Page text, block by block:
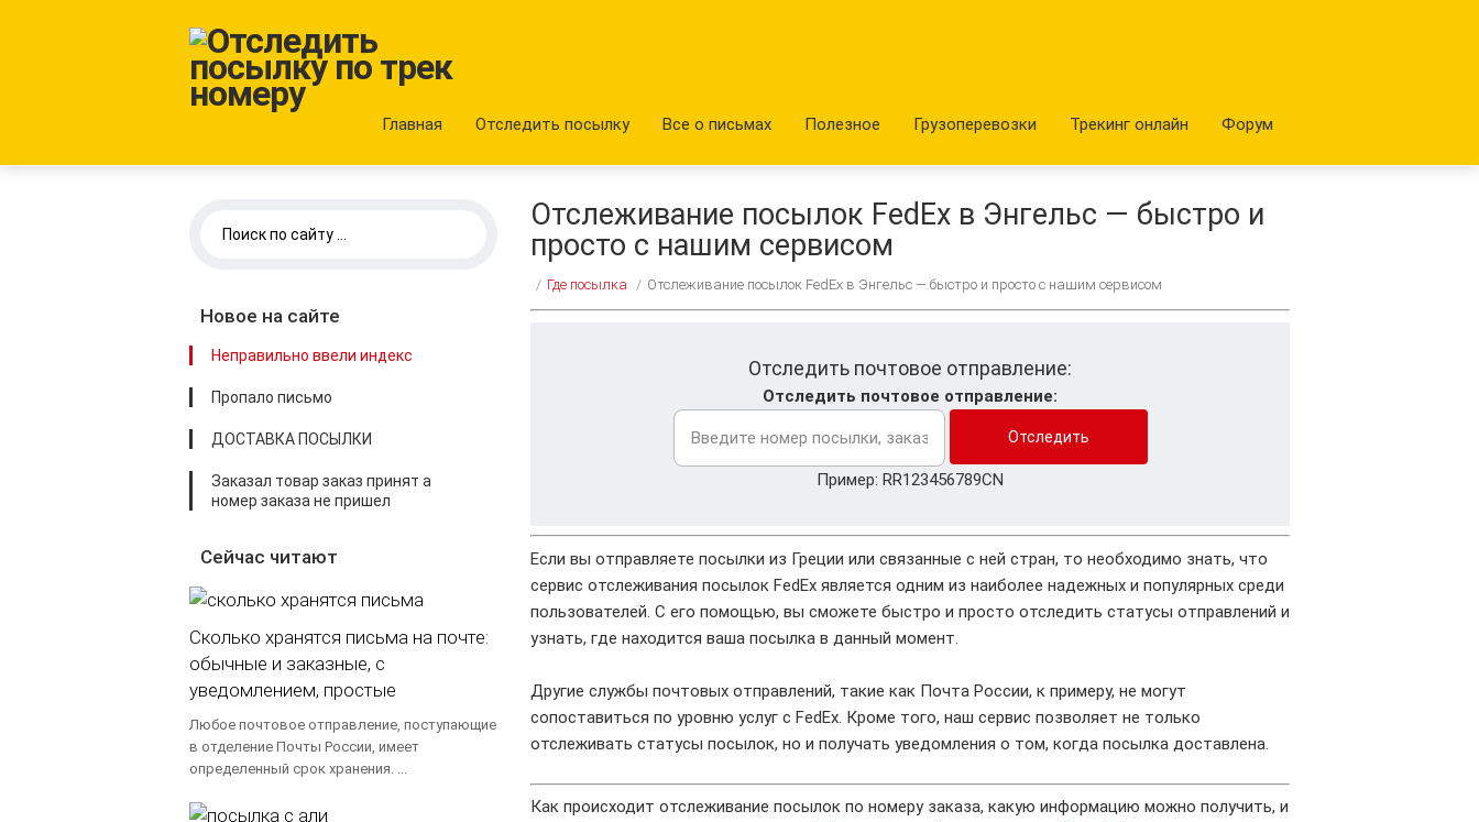
Главная Отследить посылку Все о письмах Полезное Грузоперевозки Трекинг онлайн Форум
Отслеживание посылок FedEx в Энгельс — быстро и
просто с нашим сервисом
/ Где посылка / Отслеживание посылок FedEx в Энгельс — быстро и просто с нашим сервисом
Отследить почтовое отправление:
Отследить почтовое отправление:
Пример: RR123456789CN
Если вы отправляете посылки из Греции или связанные с ней стран, то необходимо знать, что
сервис отслеживания посылок FedEx является одним из наиболее надежных и популярных среди
пользователей. С его помощью, вы сможете быстро и просто отследить статусы отправлений и
узнать, где находится ваша посылка в данный момент.
Другие службы почтовых отправлений, такие как Почта России, к примеру, не могут
сопоставиться по уровню услуг с FedEx. Кроме того, наш сервис позволяет не только
отслеживать статусы посылок, но и получать уведомления о том, когда посылка доставлена.
Как происходит отслеживание посылок по номеру заказа, какую информацию можно получить, и
Новое на сайте
Неправильно ввели индекс
Пропало письмо
ДОСТАВКА ПОСЫЛКИ
Заказал товар заказ принят а
номер заказа не пришел
Сейчас читают
Сколько хранятся письма на почте:
обычные и заказные, с
уведомлением, простые
Любое почтовое отправление, поступающие
в отделение Почты России, имеет
определенный срок хранения. ...